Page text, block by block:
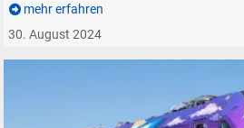
mehr erfahren
30. August 2024